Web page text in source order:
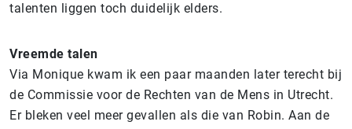
talenten liggen toch duidelijk elders.
Vreemde talen
Via Monique kwam ik een paar maanden later terecht bij
de Commissie voor de Rechten van de Mens in Utrecht.
Er bleken veel meer gevallen als die van Robin. Aan de